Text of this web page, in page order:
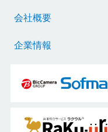
会社概要
企業情報